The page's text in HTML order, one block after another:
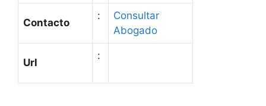
Contacto
:
Consultar
Abogado
Url
: